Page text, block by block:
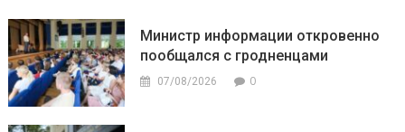
Министр информации откровенно
пообщался с гродненцами
07/08/2026 0